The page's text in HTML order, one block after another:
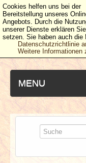
MENU
NEUESTE
NEWS &
Cookies helfen uns bei der
Bereitstellung unseres
Angebots. Durch die
unserer Dienste erklären
setzen. Sie haben auch die
Datenschutzrichtlinie
Weitere Informationen